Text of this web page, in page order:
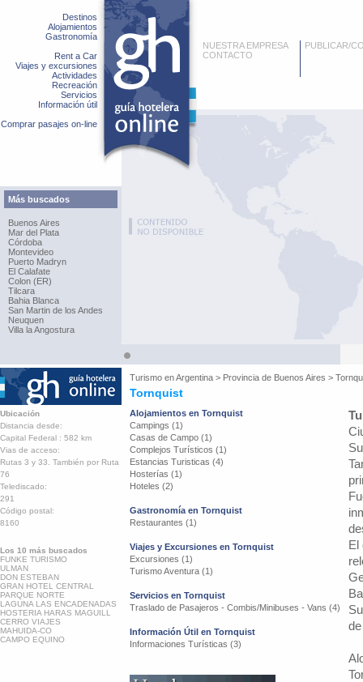
Destinos
Alojamientos
Gastronomía
Rent a Car
Viajes y excursiones
Actividades
Recreación
Servicios
Información útil
Comprar pasajes on-line
Más buscados
Buenos Aires
Mar del Plata
Córdoba
Montevideo
Puerto Madryn
El Calafate
Colon (ER)
Tilcara
Bahia Blanca
San Martin de los Andes
Neuquen
Villa la Angostura
NUESTRA EMPRESA
CONTACTO
PUBLICAR/
Turismo enArgentina > Provincia de Buenos Aires >
Tornquist
Ubicación
Distancia desde:
Capital Federal : 582 km
Vias de acceso:
Rutas 3 y 33. También por Ruta
76
Telediscado:
291
Código postal:
8160
Los 10 más buscados
FUNKE TURISMO
ULMAN
DON ESTEBAN
GRAN HOTEL CENTRAL
PARQUE NORTE
LAGUNA LAS ENCADENADAS
HOSTERIA HARAS MAGUILL
CERRO VIAJES
MAHUIDA-CO
CAMPO EQUINO
Alojamientos en Tornquist
Campings (1)
Casas de Campo (1)
Complejos Turísticos (1)
Estancias Turisticas (4)
Hosterías (1)
Hoteles (2)
Gastronomía en Tornquist
Restaurantes (1)
Viajes y Excursiones en Tornquist
Excursiones (1)
Turismo Aventura (1)
Servicios en Tornquist
Traslado de Pasajeros - Combis/Minibuses - Vans (4)
Información Útil en Tornquist
Informaciones Turísticas (3)
El